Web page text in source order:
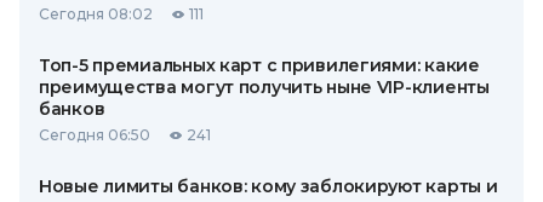
Сегодня 08:02 111
Топ-5 премиальных карт с привилегиями: какие
преимущества могут получить ныне VIP-клиенты
банков
Сегодня 06:50 241
Новые лимиты банков: кому заблокируют карты и